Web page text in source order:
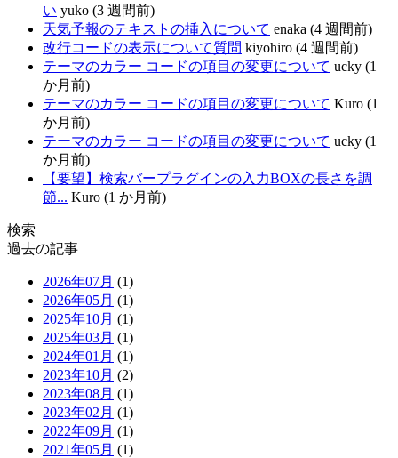
い yuko (3 週間前)
天気予報のテキストの挿入について enaka (4 週間前)
改行コードの表示について質問 kiyohiro (4 週間前)
テーマのカラー コードの項目の変更について ucky (1
か月前)
テーマのカラー コードの項目の変更について Kuro (1
か月前)
テーマのカラー コードの項目の変更について ucky (1
か月前)
【要望】検索バープラグインの入力BOXの長さを調
節... Kuro (1 か月前)
検索
過去の記事
2026年07月 (1)
2026年05月 (1)
2025年10月 (1)
2025年03月 (1)
2024年01月 (1)
2023年10月 (2)
2023年08月 (1)
2023年02月 (1)
2022年09月 (1)
2021年05月 (1)